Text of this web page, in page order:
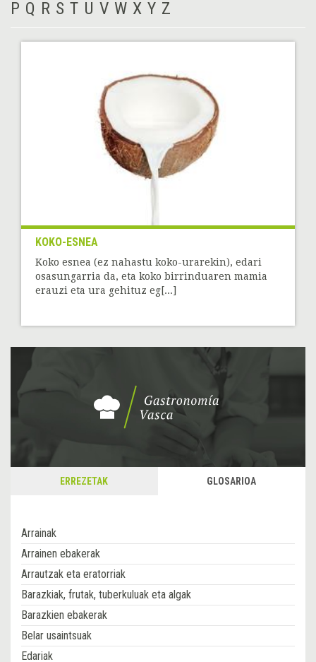
P Q R S T U V W X Y Z
KOKO-ESNEA
Koko esnea (ez nahastu koko-urarekin), edari
osasungarria da, eta koko birrinduaren mamia
erauzi eta ura gehituz eg[...]
ERREZETAK GLOSARIOA
Arrainak
Arrainen ebakerak
Arrautzak eta eratorriak
Barazkiak, frutak, tuberkuluak eta algak
Barazkien ebakerak
Belar usaintsuak
Edariak